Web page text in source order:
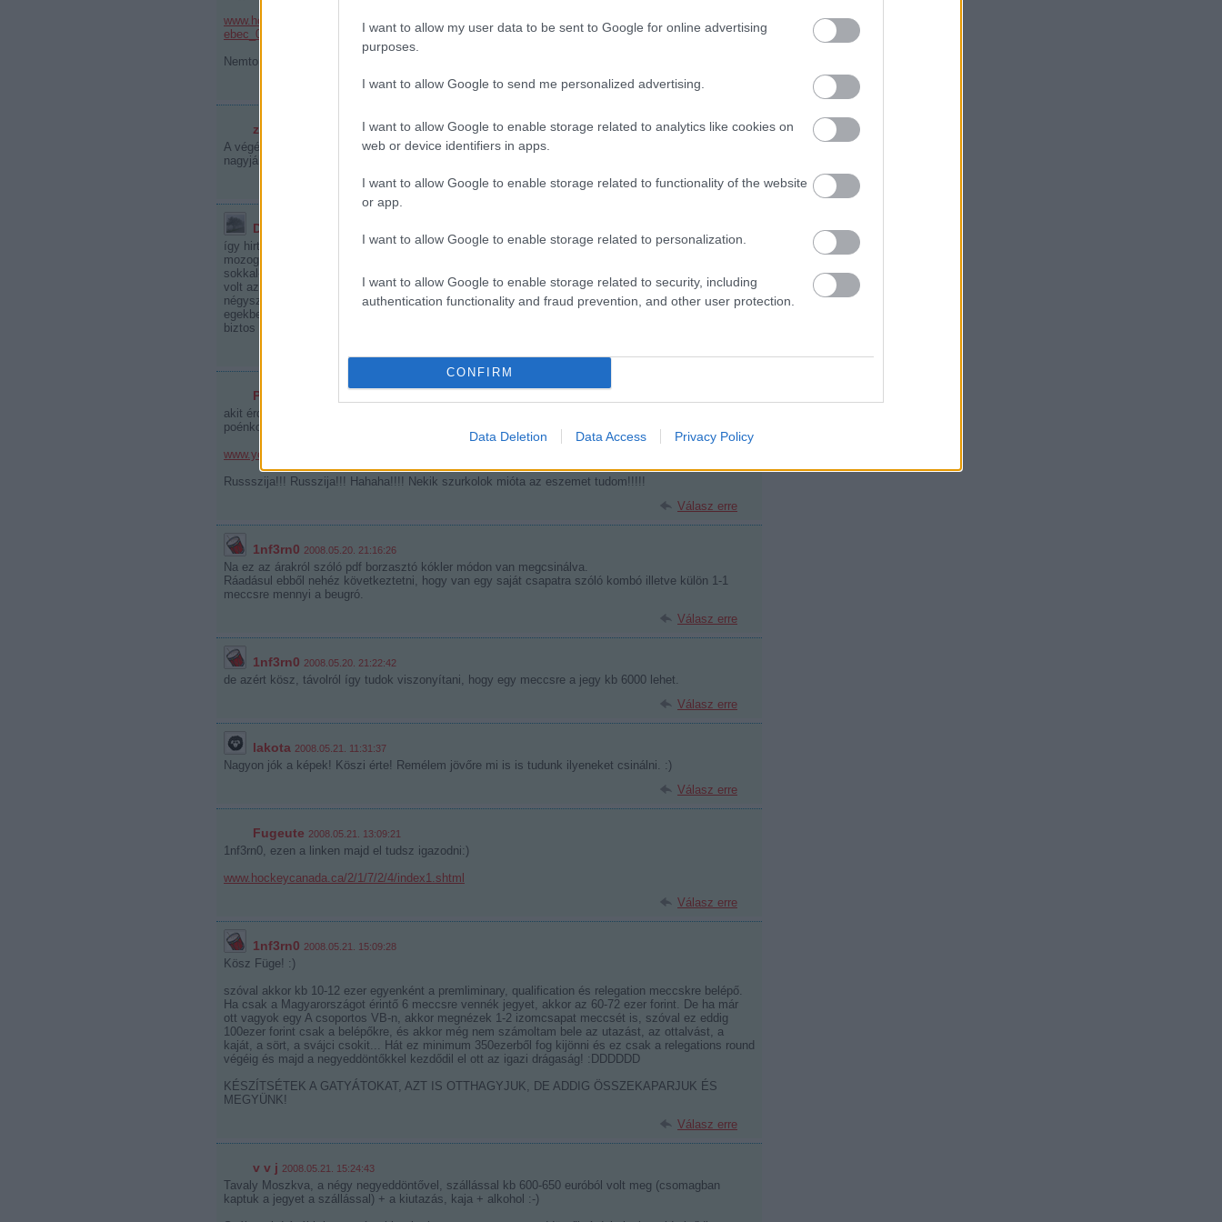
I want to allow my user data to be sent to Google for online advertising
purposes.
I want to allow Google to send me personalized advertising.
I want to allow Google to enable storage related to analytics like cookies on
web or device identifiers in apps.
I want to allow Google to enable storage related to functionality of the website
or app.
I want to allow Google to enable storage related to personalization.
I want to allow Google to enable storage related to security, including
authentication functionality and fraud prevention, and other user protection.
CONFIRM
Data Deletion Data Access Privacy Policy
www.hockeycanada.ca/index.cfm/ci_id/40883/la_id/1/document/1/re_id/0/file/Ticket_promoPack__qu
ebec_08
Nemtom, hogy kanadai vagy usa dollár árak, de kb. mindegyik 160 Ft körül mozog jelenleg...
Válasz erre
zsolkov 2008.05.20. 19:29:29
A végén vannak regisztrációs dijak, ott CDN szerepel, azaz szerintem kanadai. Bár tényleg mindegy
nagyjából...
Válasz erre
D. Gromov
így hirtelen a rigaira emlékszem, nagyjából, a közép- és negyeddöntőkön 10-15 ezer forint körül
mozogtak az árak, viszont több olyanra is bementünk, amire előzetesen nem rendeltünk jegyet, és
sokkal-sokkal olcsóbban tudtunk venni az üzérektől, akik elszámították magukat durván, rengeteg
volt az üres hely a nem lett és nem orosz érdekeltségű meccseken. moszkvában háromszor-
négyszer drágábbak voltak a belépők alapból, de az orosz meccsekre a feketepiacon egészen az
egekbe szöktek a tarifák. fk többet tud erről, hamarosan akklimatizálódik hazatérése után, és akkor
biztos hozzáteszi a magáét :)
PMilan83
akit érdekel, van felvétel az orosz öltözői "buli"-ról a győzelem után (Ovechkin táncol, Fedorov
poénkodik, Afinogenov vihog...) :)
www.youtube.com/watch?v=_sHgd_rL7kI&feature=related
Russszija!!! Russzija!!! Hahaha!!!! Nekik szurkolok mióta az eszemet tudom!!!!!
Válasz erre
1nf3rn0 2008.05.20. 21:16:26
Na ez az árakról szóló pdf borzasztó kókler módon van megcsinálva.
Ráadásul ebből nehéz következtetni, hogy van egy saját csapatra szóló kombó illetve külön 1-1
meccsre mennyi a beugró.
Válasz erre
1nf3rn0 2008.05.20. 21:22:42
de azért kösz, távolról így tudok viszonyítani, hogy egy meccsre a jegy kb 6000 lehet.
Válasz erre
lakota 2008.05.21. 11:31:37
Nagyon jók a képek! Köszi érte! Remélem jövőre mi is is tudunk ilyeneket csinálni. :)
Válasz erre
Fugeute 2008.05.21. 13:09:21
1nf3rn0, ezen a linken majd el tudsz igazodni:)
www.hockeycanada.ca/2/1/7/2/4/index1.shtml
Válasz erre
1nf3rn0 2008.05.21. 15:09:28
Kösz Füge! :)
szóval akkor kb 10-12 ezer egyenként a premliminary, qualification és relegation meccskre belépő.
Ha csak a Magyarországot érintő 6 meccsre vennék jegyet, akkor az 60-72 ezer forint. De ha már
ott vagyok egy A csoportos VB-n, akkor megnézek 1-2 izomcsapat meccsét is, szóval ez eddig
100ezer forint csak a belépőkre, és akkor még nem számoltam bele az utazást, az ottalvást, a
kaját, a sört, a svájci csokit... Hát ez minimum 350ezerből fog kijönni és ez csak a relegations round
végéig és majd a negyeddöntőkkel kezdődil el ott az igazi drágaság! :DDDDDD
KÉSZÍTSÉTEK A GATYÁTOKAT, AZT IS OTTHAGYJUK, DE ADDIG ÖSSZEKAPARJUK ÉS
MEGYÜNK!
Válasz erre
v v j 2008.05.21. 15:24:43
Tavaly Moszkva, a négy negyeddöntővel, szállással kb 600-650 euróból volt meg (csomagban
kaptuk a jegyet a szállással) + a kiutazás, kaja + alkohol :-)